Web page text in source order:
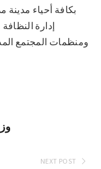
بكافة أحياء مدينة
إدارة
ومنظمات المجتمع
NEXT POST